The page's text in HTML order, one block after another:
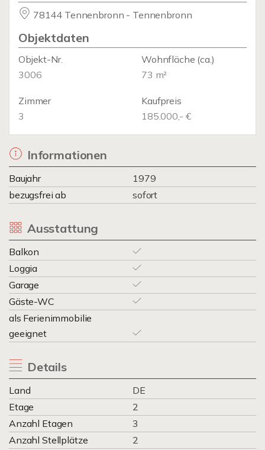
78144 Tennenbronn - Tennenbronn
Objektdaten
Objekt-Nr.
3006
Wohnfläche (ca.)
73 m²
Zimmer
3
Kaufpreis
185.000,- €
Informationen
Baujahr
1979
bezugsfrei ab
sofort
Ausstattung
Balkon
Loggia
Garage
Gäste-WC
als Ferienimmobilie
geeignet
Details
Land
DE
Etage
2
Anzahl Etagen
3
Anzahl Stellplätze
2